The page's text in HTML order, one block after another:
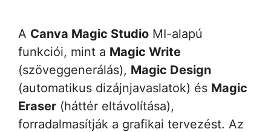
A Canva Magic Studio MI-alapú
funkciói, mint a Magic Write
(szöveggenerálás), Magic Design
(automatikus dizájnjavaslatok) és Magic
Eraser (háttér eltávolítása),
forradalmasítják a grafikai tervezést. Az